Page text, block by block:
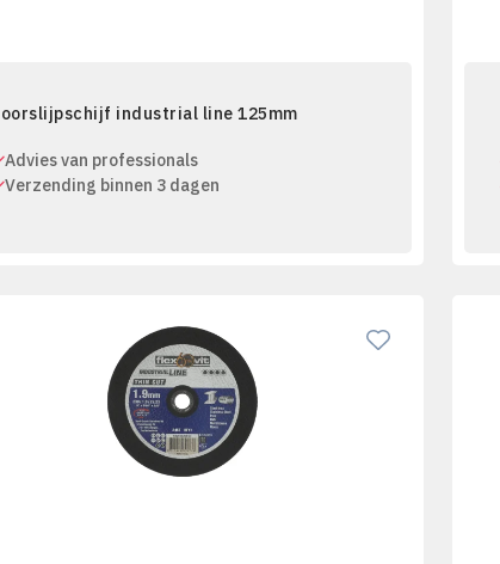
industrial line 125mm
Advies van professionals
Verzending binnen 3 dagen